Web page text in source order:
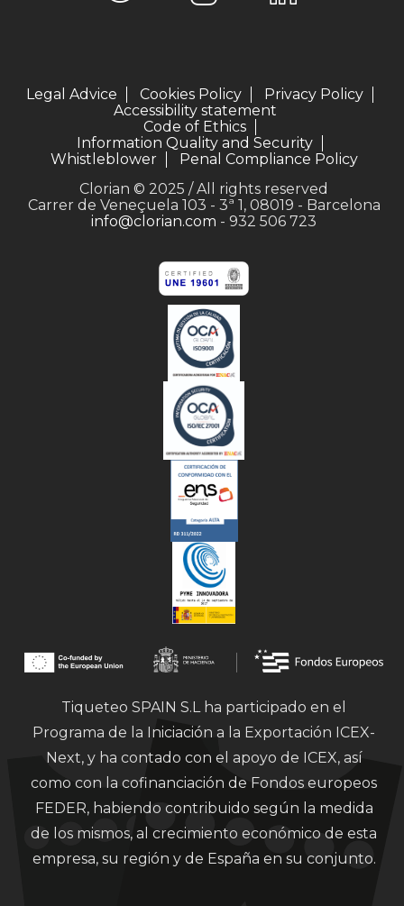
Legal Advice Cookies Policy
Privacy Policy
Accessibility statement
Code of Ethics
Information Quality and Security
Whistleblower
Penal Compliance Policy
Clorian © 2025 / All rights reserved
Carrer de Veneçuela 103 - 3ª 1, 08019 - Barcelona
info@clorian.com - 932 506 723
Tiqueteo SPAIN S.L ha participado en el
Programa de la Iniciación a la Exportación ICEX-
Next, y ha contado con el apoyo de ICEX, así
como con la cofinanciación de Fondos europeos
FEDER, habiendo contribuido según la medida
de los mismos, al crecimiento económico de esta
empresa, su región y de España en su conjunto.